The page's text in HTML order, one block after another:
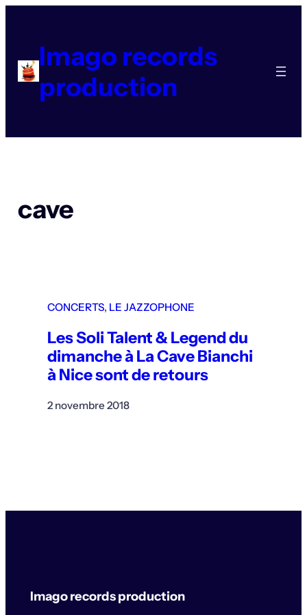
contenuImago records
production
cave
CONCERTS, LE JAZZOPHONE
Les Soli Talent & Legend du
dimanche à La Cave Bianchi
à Nice sont de retours
2 novembre 2018
Imago records production